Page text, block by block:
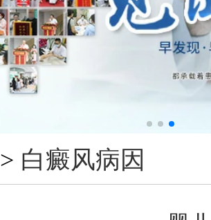
> 白癜风病因